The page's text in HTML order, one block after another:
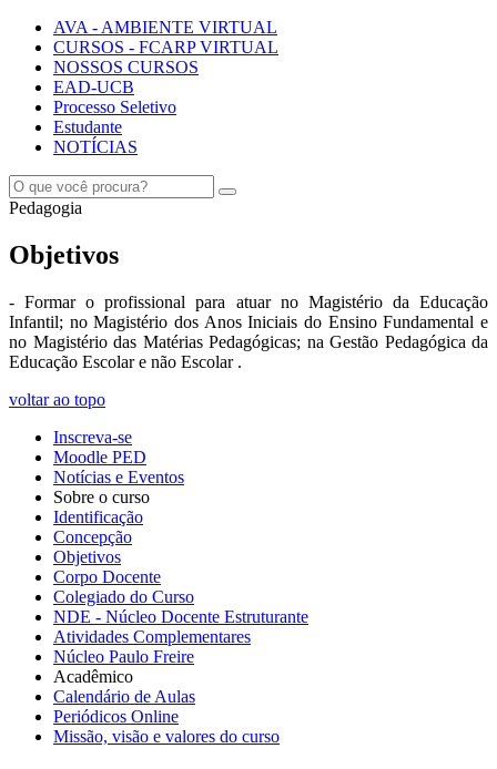
AVA - AMBIENTE VIRTUAL
CURSOS - FCARP VIRTUAL
NOSSOS CURSOS
EAD-UCB
Processo Seletivo
Estudante
NOTÍCIAS
Pedagogia
Objetivos
- Formar o profissional para atuar no Magistério da Educação
Infantil; no Magistério dos Anos Iniciais do Ensino Fundamental e
no Magistério das Matérias Pedagógicas; na Gestão Pedagógica da
Educação Escolar e não Escolar .
voltar ao topo
Inscreva-se
Moodle PED
Notícias e Eventos
Sobre o curso
Identificação
Concepção
Objetivos
Corpo Docente
Colegiado do Curso
NDE - Núcleo Docente Estruturante
Atividades Complementares
Núcleo Paulo Freire
Acadêmico
Calendário de Aulas
Periódicos Online
Missão, visão e valores do curso